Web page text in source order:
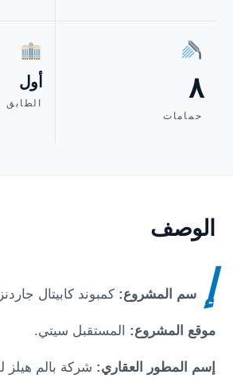
٨
حمامات
أول
الطابق
الوصف
إ سم المشروع:كمبوند كابيتال جاردنز
موقع المشروع: المستقبل سيتي.
إسم المطور العقاري: شركة بالم هيلز